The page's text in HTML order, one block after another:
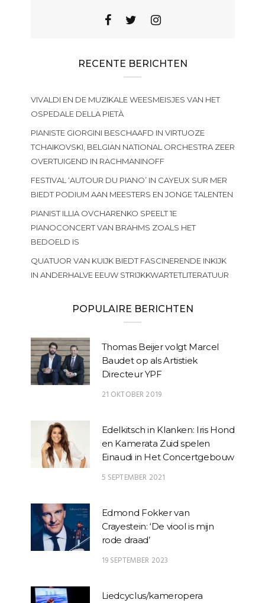
RECENTE BERICHTEN
VIVALDI EN DE MUZIKALE WEESMEISJES VAN HET
OSPEDALE DELLA PIETÀ
PIANISTE GIORGINI BESCHAAFD IN VIRTUOZE
TCHAIKOVSKI, BELGIAN NATIONAL ORCHESTRA ZEER
OVERTUIGEND IN RACHMANINOFF
FESTIVAL ‘AUTOUR DU PIANO’ IN CAYEUX SUR MER
BIEDT PODIUM AAN MEESTERS EN JONGE TALENTEN
PIANIST ILLIA OVCHARENKO SPEELT 1E
PIANOCONCERT VAN BRAHMS ZOALS HET
BEDOELD IS
QUATUOR VAN KUIJK BIEDT FASCINERENDE INKIJK
IN ANDERHALVE EEUW STRIJKKWARTETLITERATUUR
POPULAIRE BERICHTEN
Thomas Beijer volgt Marcel
Baudet op als Artistiek
Directeur YPF
21 OKTOBER 2019
Edelkitsch in Klanken: Iris Hond
en Kamerata Zuid spelen
Einaudi in Het Concertgebouw
5 SEPTEMBER 2021
Edmond Fokker van
Crayestein: ‘De viool is mijn
rode draad’
19 SEPTEMBER 2023
Liedcyclus/kameropera